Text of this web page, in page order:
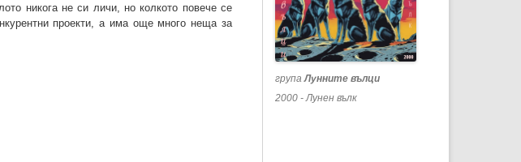
никога не си личи, но колкото повече се
проекти, а има още много неща за
групаЛунните вълци
2000 - Лунен вълк